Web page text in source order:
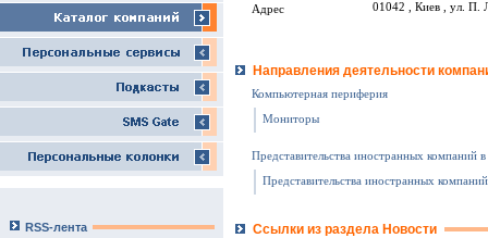
RSS-лента
Адрес
01042 , Киев , ул. П.
Направления деятельности
Компьютерная периферия
Мониторы
Представительства иностранных компаний
Представительства иностранных
Ссылки из раздела Новости